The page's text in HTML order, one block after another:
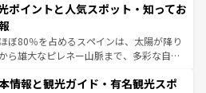
の美しい田園風景やアマルフィ海岸の絶
も見逃せない。観光の合間には、本場の
、絶品のイタリア料理を堪能することも
てから夜眠るまで、すべての瞬間を楽し
リア情報はコンテンツ一覧を参照してほ
ポイントと人気スポット・知ってお
ぼ80％を占めるスペインは、太陽が降り
ら雄大なピレネー山脈まで、多彩な自然
国では、情熱的なフラメンコ、熱気あふ
情報と観光ガイド・有名観光スポ